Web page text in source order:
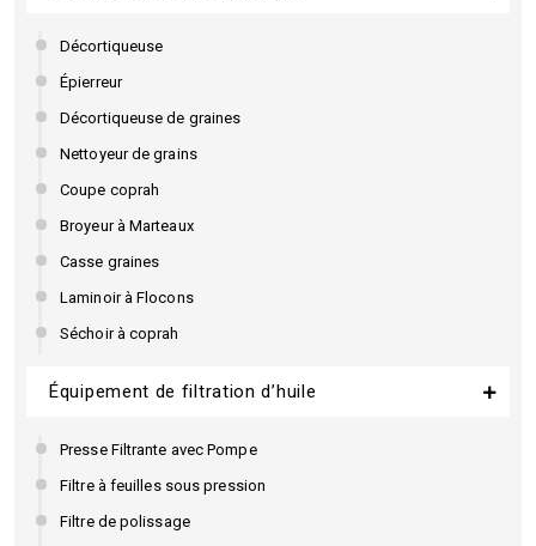
Décortiqueuse
Épierreur
Décortiqueuse de graines
Nettoyeur de grains
Coupe coprah
Broyeur à Marteaux
Casse graines
Laminoir à Flocons
Séchoir à coprah
Équipement de filtration d’huile
Presse Filtrante avec Pompe
Filtre à feuilles sous pression
Filtre de polissage